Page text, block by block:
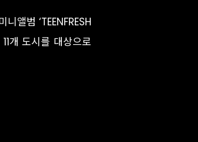
앨범 ‘TEENFRESH
개 도시를 대상으로